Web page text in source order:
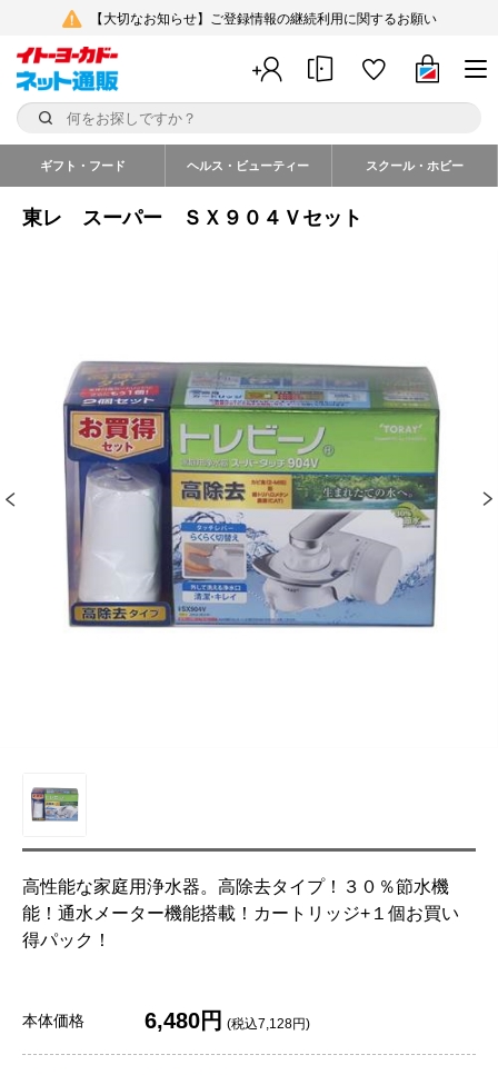
【大切なお知らせ】ご登録情報の継続利用に関するお願い
ギフト・フード ヘルス・ビューティー スクール・ホビー
東レ スーパー ＳＸ９０４Ｖセット
高性能な家庭用浄水器。高除去タイプ！３０％節水機
能！通水メーター機能搭載！カートリッジ+１個お買い
得パック！
本体価格 6,480円 (税込7,128円)